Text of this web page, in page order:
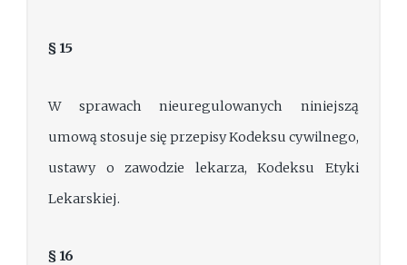
§ 15
W sprawach nieuregulowanych niniejszą
umową stosuje się przepisy Kodeksu cywilnego,
ustawy o zawodzie lekarza, Kodeksu Etyki
Lekarskiej.
§ 16